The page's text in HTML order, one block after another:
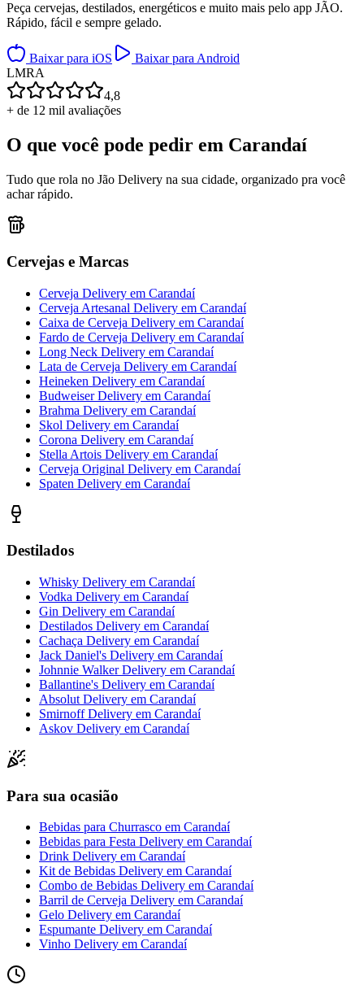
Peça cervejas, destilados, energéticos e muito mais pelo app JÃO.
Rápido, fácil e sempre gelado.
Baixar para iOS
Baixar para Android
LMRA
4,8
+ de 12 mil avaliações
O que você pode pedir em Carandaí
Tudo que rola no Jão Delivery na sua cidade, organizado pra você
achar rápido.
Cervejas e Marcas
Cerveja Delivery em Carandaí
Cerveja Artesanal Delivery em Carandaí
Caixa de Cerveja Delivery em Carandaí
Fardo de Cerveja Delivery em Carandaí
Long Neck Delivery em Carandaí
Lata de Cerveja Delivery em Carandaí
Heineken Delivery em Carandaí
Budweiser Delivery em Carandaí
Brahma Delivery em Carandaí
Skol Delivery em Carandaí
Corona Delivery em Carandaí
Stella Artois Delivery em Carandaí
Cerveja Original Delivery em Carandaí
Spaten Delivery em Carandaí
Destilados
Whisky Delivery em Carandaí
Vodka Delivery em Carandaí
Gin Delivery em Carandaí
Destilados Delivery em Carandaí
Cachaça Delivery em Carandaí
Jack Daniel's Delivery em Carandaí
Johnnie Walker Delivery em Carandaí
Ballantine's Delivery em Carandaí
Absolut Delivery em Carandaí
Smirnoff Delivery em Carandaí
Askov Delivery em Carandaí
Para sua ocasião
Bebidas para Churrasco em Carandaí
Bebidas para Festa Delivery em Carandaí
Drink Delivery em Carandaí
Kit de Bebidas Delivery em Carandaí
Combo de Bebidas Delivery em Carandaí
Barril de Cerveja Delivery em Carandaí
Gelo Delivery em Carandaí
Espumante Delivery em Carandaí
Vinho Delivery em Carandaí